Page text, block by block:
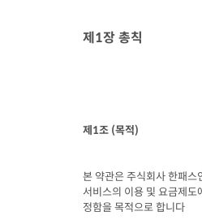
제 1장 총칙
제 1조 (목적)
본 약관은 주식회사 한패스
서비스의 이용 및 요금제
정함을 목적으로 합니다